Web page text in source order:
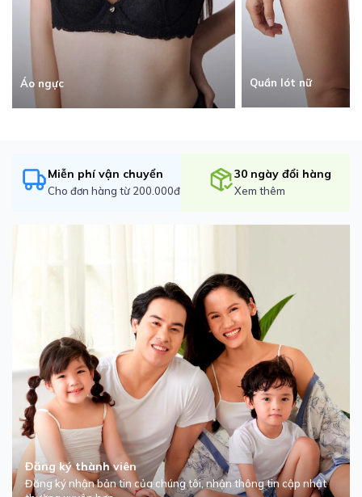
Áo ngực Quần lót nữ
Miễn phí vận chuyển
Cho đơn hàng từ 200.000đ
30 ngày đổi hàng
Xem thêm
Đăng ký thành viên
Đăng ký nhận bản tin của chúng tôi, nhận thông tin cập nhật